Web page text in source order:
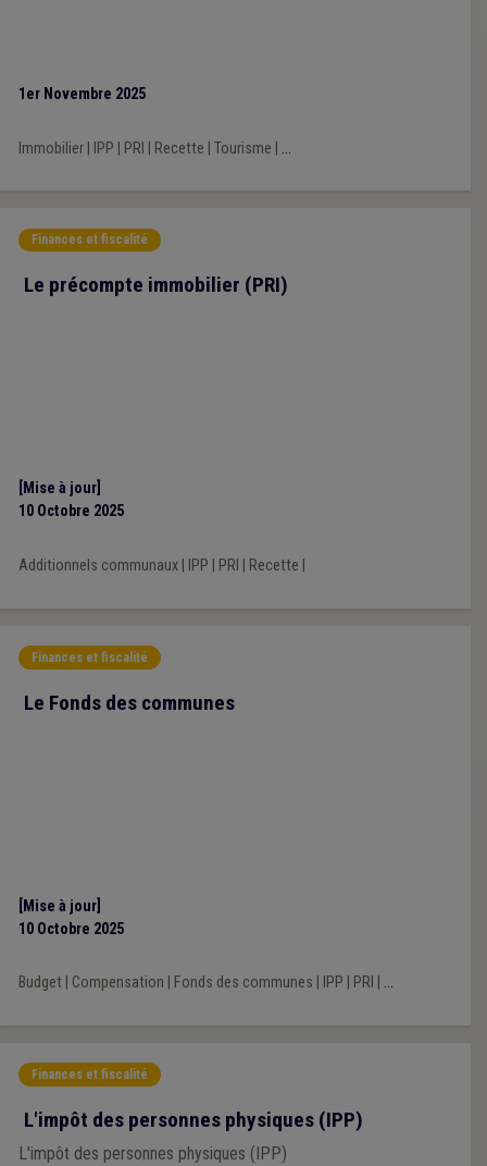
1er Novembre 2025
Immobilier| IPP PRI Recette Tourisme ...
Finances et fiscalité
Le précompte immobilier (PRI)
[Mise à jour]
10 Octobre 2025
Additionnels communaux| IPP PRI Recette
Finances et fiscalité
Le Fonds des communes
[Mise à jour]
10 Octobre 2025
Budget| Compensation Fonds des communes IPP PRI ...
Finances et fiscalité
L'impôt des personnes physiques (IPP)
L'impôt des personnes physiques (IPP)